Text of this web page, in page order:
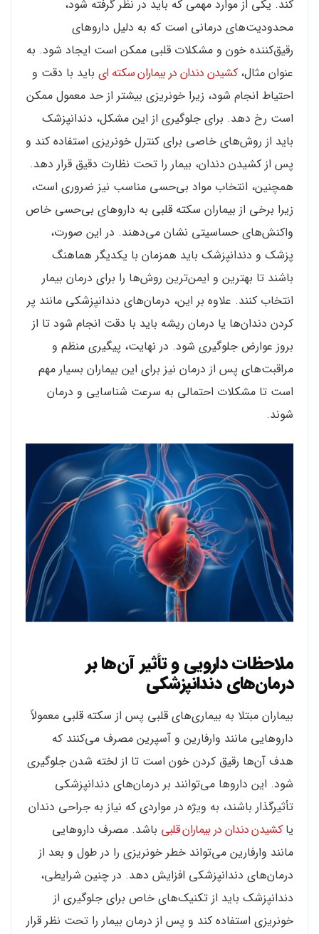
کند. یکی از موارد مهمی که باید در نظر گرفته شود،
محدودیت‌های درمانی است که به دلیل داروهای
رقیق‌کننده خون و مشکلات قلبی ممکن است ایجاد شود. به
عنوان مثال،کشیدن دندان در بیماران سکته ای باید با دقت و
احتیاط انجام شود، زیرا خونریزی بیشتر از حد معمول ممکن
است رخ دهد. برای جلوگیری از این مشکل، دندانپزشک
باید از روش‌های خاصی برای کنترل خونریزی استفاده کند و
پس از کشیدن دندان، بیمار را تحت نظارت دقیق قرار دهد.
همچنین، انتخاب مواد بی‌حسی مناسب نیز ضروری است،
زیرا برخی از بیماران سکته قلبی به داروهای بی‌حسی خاص
واکنش‌های حساسیتی نشان می‌دهند. در این صورت،
پزشک و دندانپزشک باید همزمان با یکدیگر هماهنگ
باشند تا بهترین و ایمن‌ترین روش‌ها را برای درمان بیمار
انتخاب کنند. علاوه بر این، درمان‌های دندانپزشکی مانند پر
کردن دندان‌ها یا درمان ریشه باید با دقت انجام شود تا از
بروز عوارض جلوگیری شود. در نهایت، پیگیری منظم و
مراقبت‌های پس از درمان نیز برای این بیماران بسیار مهم
است تا مشکلات احتمالی به سرعت شناسایی و درمان
شوند.
ملاحظات دارویی و تأثیر آن‌ها بر
درمان‌های دندانپزشکی
بیماران مبتلا به بیماری‌های قلبی پس از سکته قلبی معمولاً
داروهایی مانند وارفارین و آسپرین مصرف می‌کنند که
هدف آن‌ها رقیق کردن خون است تا از لخته شدن جلوگیری
شود. این داروها می‌توانند بر درمان‌های دندانپزشکی
تأثیرگذار باشند، به ویژه در مواردی که نیاز به جراحی دندان
یاکشیدن دندان در بیماران قلبی باشد. مصرف داروهایی
مانند وارفارین می‌تواند خطر خونریزی را در طول و بعد از
درمان‌های دندانپزشکی افزایش دهد. در چنین شرایطی،
دندانپزشک باید از تکنیک‌های خاص برای جلوگیری از
خونریزی استفاده کند و پس از درمان بیمار را تحت نظر قرار